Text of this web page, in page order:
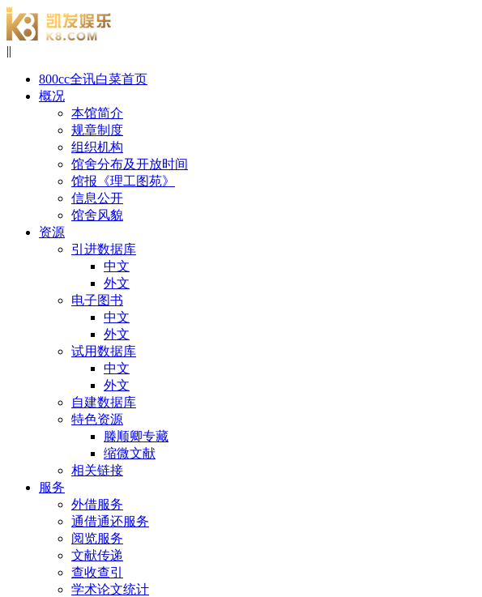
||
800cc全讯白菜首页
概况
本馆简介
规章制度
组织机构
馆舍分布及开放时间
馆报《理工图苑》
信息公开
馆舍风貌
资源
引进数据库
中文
外文
电子图书
中文
外文
试用数据库
中文
外文
自建数据库
特色资源
滕顺卿专藏
缩微文献
相关链接
服务
外借服务
通借通还服务
阅览服务
文献传递
查收查引
学术论文统计